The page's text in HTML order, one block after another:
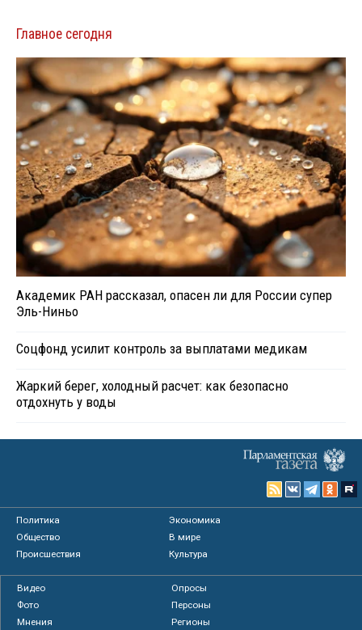
Главное сегодня
Академик РАН рассказал, опасен ли для России супер
Эль-Ниньо
Соцфонд усилит контроль за выплатами медикам
Жаркий берег, холодный расчет: как безопасно
отдохнуть у воды
Политика
Экономика
Общество
В мире
Происшествия
Культура
Видео
Опросы
Фото
Персоны
Мнения
Регионы